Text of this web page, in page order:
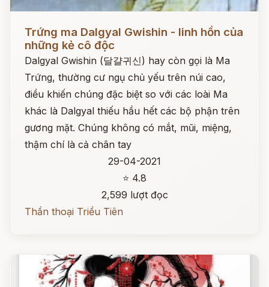
Trứng ma Dalgyal Gwishin - linh hồn của
những kẻ cô độc
Dalgyal Gwishin (달걀귀신) hay còn gọi là Ma
Trứng, thường cư ngụ chủ yếu trên núi cao,
điều khiến chúng đặc biệt so với các loài Ma
khác là Dalgyal thiếu hầu hết các bộ phận trên
gương mặt. Chúng không có mắt, mũi, miệng,
thậm chí là cả chân tay
29-04-2021
⭐ 4.8
2,599 lượt đọc
Thần thoại Triều Tiên